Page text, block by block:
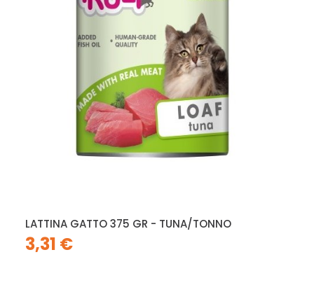
LATTINA GATTO 375 GR - TUNA/TONNO
3,31 €